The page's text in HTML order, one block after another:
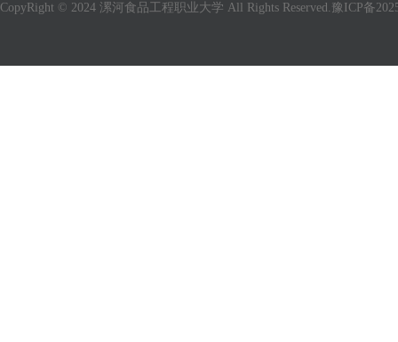
CopyRight © 2024 漯河食品工程职业大学 All Rights Reserved. 豫ICP备